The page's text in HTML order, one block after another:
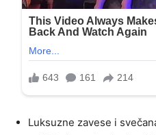
Luksuzne zavese i